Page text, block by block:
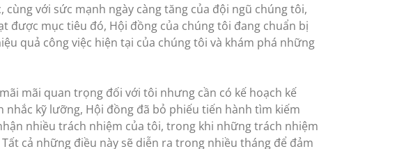
với sức mạnh ngày càng tăng của đội ngũ chúng tôi,
được mục tiêu đó, Hội đồng của chúng tôi đang chuẩn bị
quả công việc hiện tại của chúng tôi và khám phá những
mãi quan trọng đối với tôi nhưng cần có kế hoạch kế
kỹ lưỡng, Hội đồng đã bỏ phiếu tiến hành tìm kiếm
nhiều trách nhiệm của tôi, trong khi những trách nhiệm
cả những điều này sẽ diễn ra trong nhiều tháng để đảm